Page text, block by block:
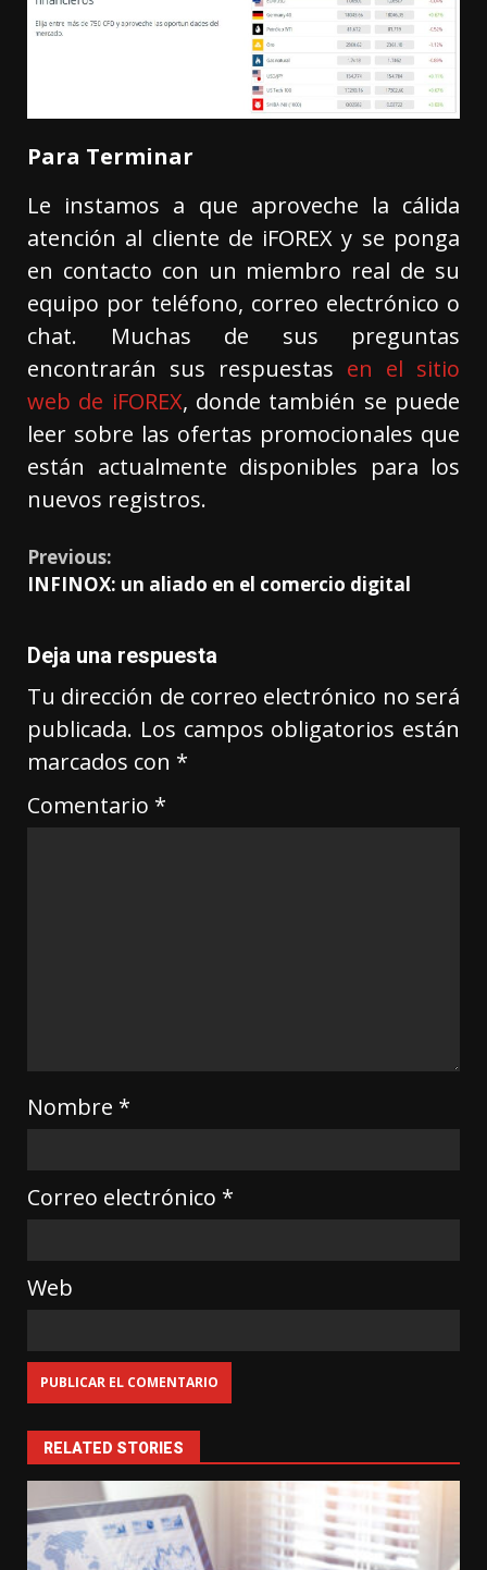
Para Terminar
Le instamos a que aproveche la cálida
atención al cliente de iFOREX y se ponga
en contacto con un miembro real de su
equipo por teléfono, correo electrónico o
chat. Muchas de sus preguntas
encontrarán sus respuestas en el sitio
web de iFOREX, donde también se puede
leer sobre las ofertas promocionales que
están actualmente disponibles para los
nuevos registros.
Previous:
INFINOX: un aliado en el comercio digital
Deja una respuesta
Tu dirección de correo electrónico no será
publicada. Los campos obligatorios están
marcados con *
Comentario *
Nombre *
Correo electrónico *
Web
RELATED STORIES